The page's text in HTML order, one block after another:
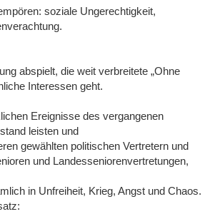
soziale Ungerechtigkeit,
abspielt, die weit verbreitete „Ohne
Interessen geht.
Ereignisse des vergangenen
leisten und
gewählten politischen Vertretern und
und Landesseniorenvertretungen,
in Unfreiheit, Krieg, Angst und Chaos.